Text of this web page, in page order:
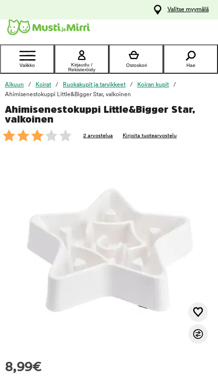
Ota yhteyttä
asiakaspalveluun
Valitse myymälä
Valikko
Kirjaudu /
Rekisteröidy
Ostoskori Hae
Alkuun Koirat Ruokakupit ja tarvikkeet
Koiran kupit
Ahimisenestokuppi Little&Bigger Star, valkoinen
Ahimisenestokuppi Little&Bigger Star,
valkoinen
2 arvostelua Kirjoita tuotearvostelu
8,99€
foo